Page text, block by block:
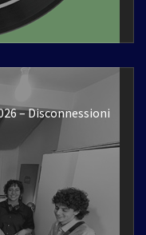
– Disconnessioni